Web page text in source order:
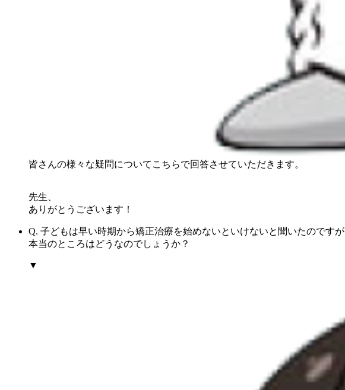
皆さんの様々な疑問についてこちらで回答させていただきます。
先生、
ありがとうございます！
Q. 子どもは早い時期から矯正治療を始めないといけないと聞いたのですが
本当のところはどうなのでしょうか？
▼